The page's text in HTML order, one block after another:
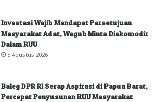
Investasi Wajib Mendapat Persetujuan
Masyarakat Adat, Wagub Minta Diakomodir
Dalam RUU
5 Agustus 2026
Baleg DPR RI Serap Aspirasi di Papua Barat,
Percepat Penyusunan RUU Masyarakat